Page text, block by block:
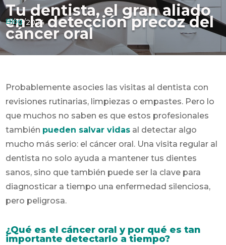
Tu dentista, el gran aliado
en la detección precoz del
cáncer oral
15/10/2024
Blog
Probablemente asocies las visitas al dentista con
revisiones rutinarias, limpiezas o empastes. Pero lo
que muchos no saben es que estos profesionales
también pueden salvar vidas al detectar algo
mucho más serio: el cáncer oral. Una visita regular al
dentista no solo ayuda a mantener tus dientes
sanos, sino que también puede ser la clave para
diagnosticar a tiempo una enfermedad silenciosa,
pero peligrosa.
¿Qué es el cáncer oral y por qué es tan
importante detectarlo a tiempo?